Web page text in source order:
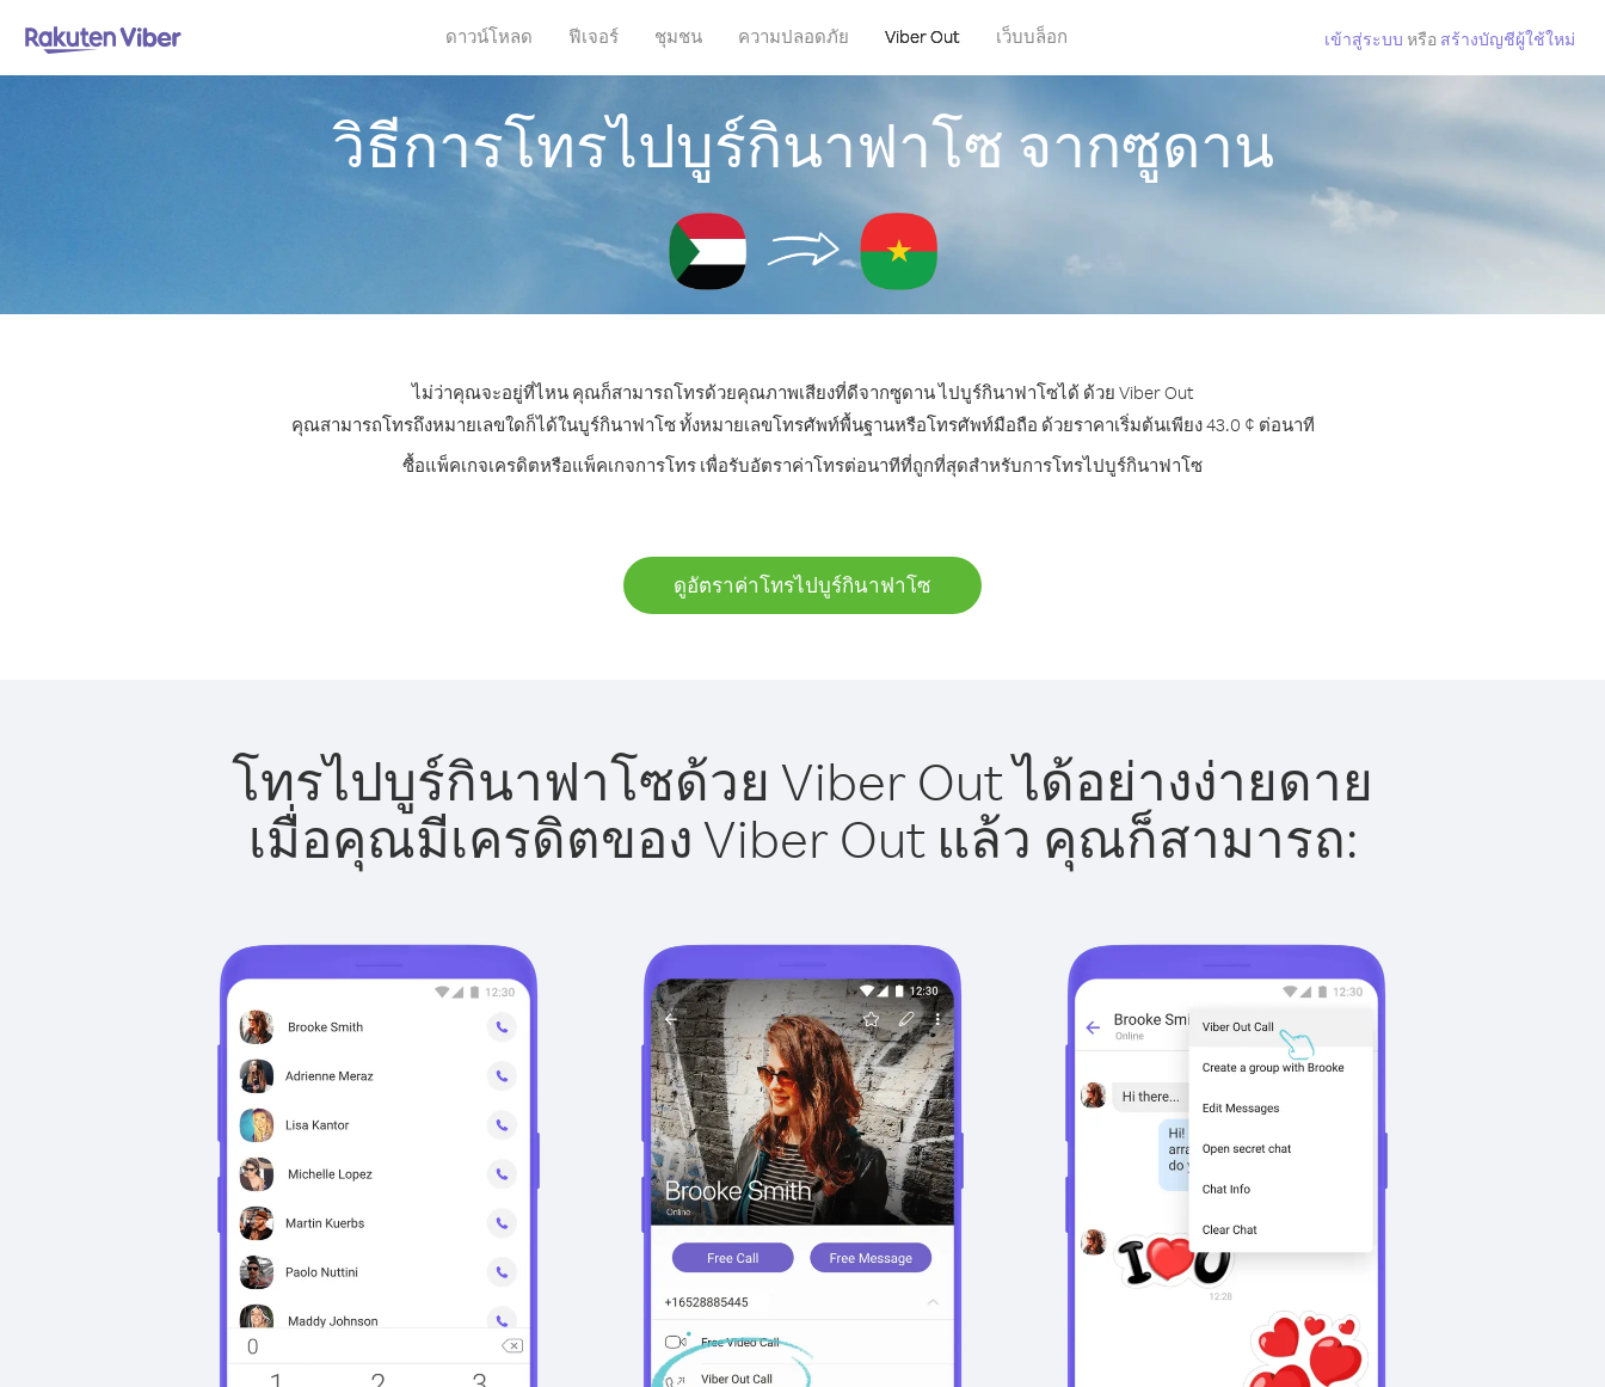
ดาวน์โหลด ฟีเจอร์ ชุมชน ความปลอดภัย Viber Out เว็บบล็อก เข้าสู่ระบบ หรือ สร้างบัญชีผู้ใช้ใหม่
วิธีการโทรไปบูร์กินาฟาโซ จากซูดาน
ไม่ว่าคุณจะอยู่ที่ไหน คุณก็สามารถโทรด้วยคุณภาพเสียงที่ดีจากซูดาน ไปบูร์กินาฟาโซได้ ด้วย Viber Out
คุณสามารถโทรถึงหมายเลขใดก็ได้ในบูร์กินาฟาโซ ทั้งหมายเลขโทรศัพท์พื้นฐานหรือโทรศัพท์มือถือ ด้วยราคาเริ่มต้นเพียง 43.0 ¢ ต่อนาที
ซื้อแพ็คเกจเครดิตหรือแพ็คเกจการโทร เพื่อรับอัตราค่าโทรต่อนาทีที่ถูกที่สุดสำหรับการโทรไปบูร์กินาฟาโซ
ดูอัตราค่าโทรไปบูร์กินาฟาโซ
โทรไปบูร์กินาฟาโซด้วย Viber Out ได้อย่างง่ายดาย
เมื่อคุณมีเครดิตของ Viber Out แล้ว คุณก็สามารถ: